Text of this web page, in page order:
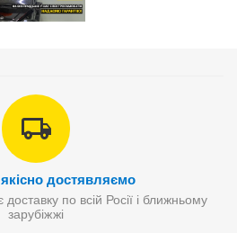
достявляємо
по всій Росії і ближньому
зарубіжжі